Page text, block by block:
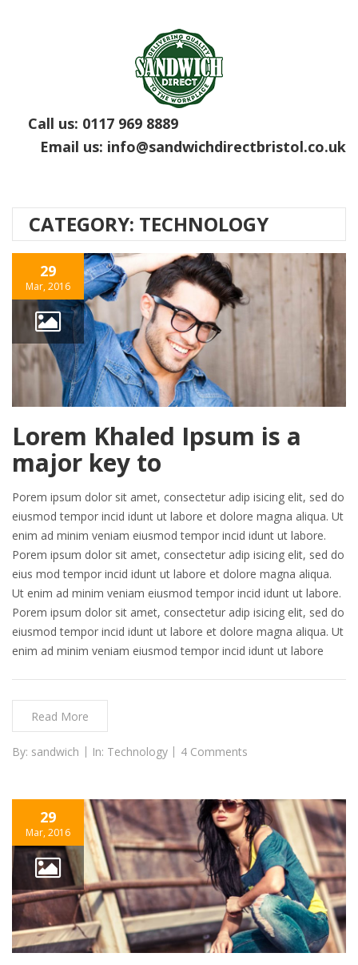
Call us: 0117 969 8889
Email us: info@sandwichdirectbristol.co.uk
CATEGORY: TECHNOLOGY
29
Mar, 2016
Lorem Khaled Ipsum is a
major key to
Porem ipsum dolor sit amet, consectetur adip isicing elit, sed do
eiusmod tempor incid idunt ut labore et dolore magna aliqua. Ut
enim ad minim veniam eiusmod tempor incid idunt ut labore.
Porem ipsum dolor sit amet, consectetur adip isicing elit, sed do
eius mod tempor incid idunt ut labore et dolore magna aliqua.
Ut enim ad minim veniam eiusmod tempor incid idunt ut labore.
Porem ipsum dolor sit amet, consectetur adip isicing elit, sed do
eiusmod tempor incid idunt ut labore et dolore magna aliqua. Ut
enim ad minim veniam eiusmod tempor incid idunt ut labore
Read More
By: sandwich In: Technology 4 Comments
29
Mar, 2016